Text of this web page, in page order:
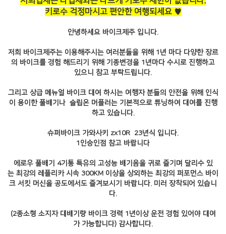
키로수 걱정마시고 편안한 여행되세요 ♥
안녕하세요 바이크제주 입니다.
저희 바이크제주는 이용해주시는 여러분들을 위해 1년 마다 다양한 장르
의 바이크를 경험 해드리기 위해 기종변경을 1년마다 수시로 진행하고
있으니 참고 부탁드립니다.
그리고 상급 메뉴얼 바이크 대여 하시는 여행자 분들의 안전을 위해 인식
이 용이한 풀배기나 슬립온 머플러는 기본적으로 튜닝하여 대여를 진행
하고 있습니다.
슈퍼바이크 가와사키 zx10R 23년식 입니다.
1인승인점 참고 바랍니다
에로우 풀배기 4기통 특유의 고성능 배기음을 귀로 즐기며 달리수 있
는 최강의 레플리카 시속 300KM 이상을 상외하는 최강의 퍼포먼스 바이
크 서킷 머신을 공도에서도 즐겨보시기 바랍니다. 미러 장착되어 있습니
다.
(2종소형 소지자 대배기량 바이크 경력 1년이상 운전 경험 있어야 대여
가 가능합니다) 감사합니다.